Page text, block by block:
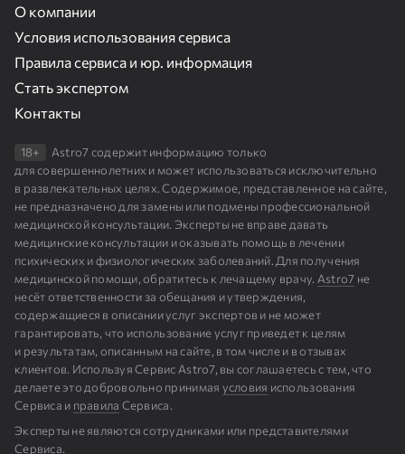
О компании
Условия использования сервиса
Правила сервиса и юр. информация
Стать экспертом
Контакты
18+
Astro7 содержит информацию только
для совершеннолетних и может использоваться исключительно
в развлекательных целях. Содержимое, представленное на сайте,
не предназначено для замены или подмены профессиональной
медицинской консультации. Эксперты не вправе давать
медицинские консультации и оказывать помощь в лечении
психических и физиологических заболеваний. Для получения
медицинской помощи, обратитесь к лечащему врачу. Astro7 не
несёт ответственности за обещания и утверждения,
содержащиеся в описании услуг экспертов и не может
гарантировать, что использование услуг приведет к целям
и результатам, описанным на сайте, в том числе и в отзывах
клиентов. Используя Сервис Astro7, вы соглашаетесь с тем, что
делаете это добровольно принимая условия использования
Сервиса и правила Сервиса.
Эксперты не являются сотрудниками или представителями
Сервиса.